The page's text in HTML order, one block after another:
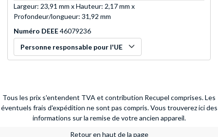
Largeur: 23,91 mm x Hauteur: 2,17 mm x
Profondeur/longueur: 31,92 mm
Numéro DEEE46079236
Personne responsable pour l'UE
Tous les prix s'entendent TVA et contribution Recupel comprises. Les
éventuels frais d'expédition ne sont pas compris. Vous trouverez ici des
informations sur la remise de votre ancien appareil.
Retour en haut de la page